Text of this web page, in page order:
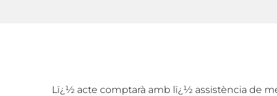
Lï¿½ acte comptarà amb lï¿½ assistència de